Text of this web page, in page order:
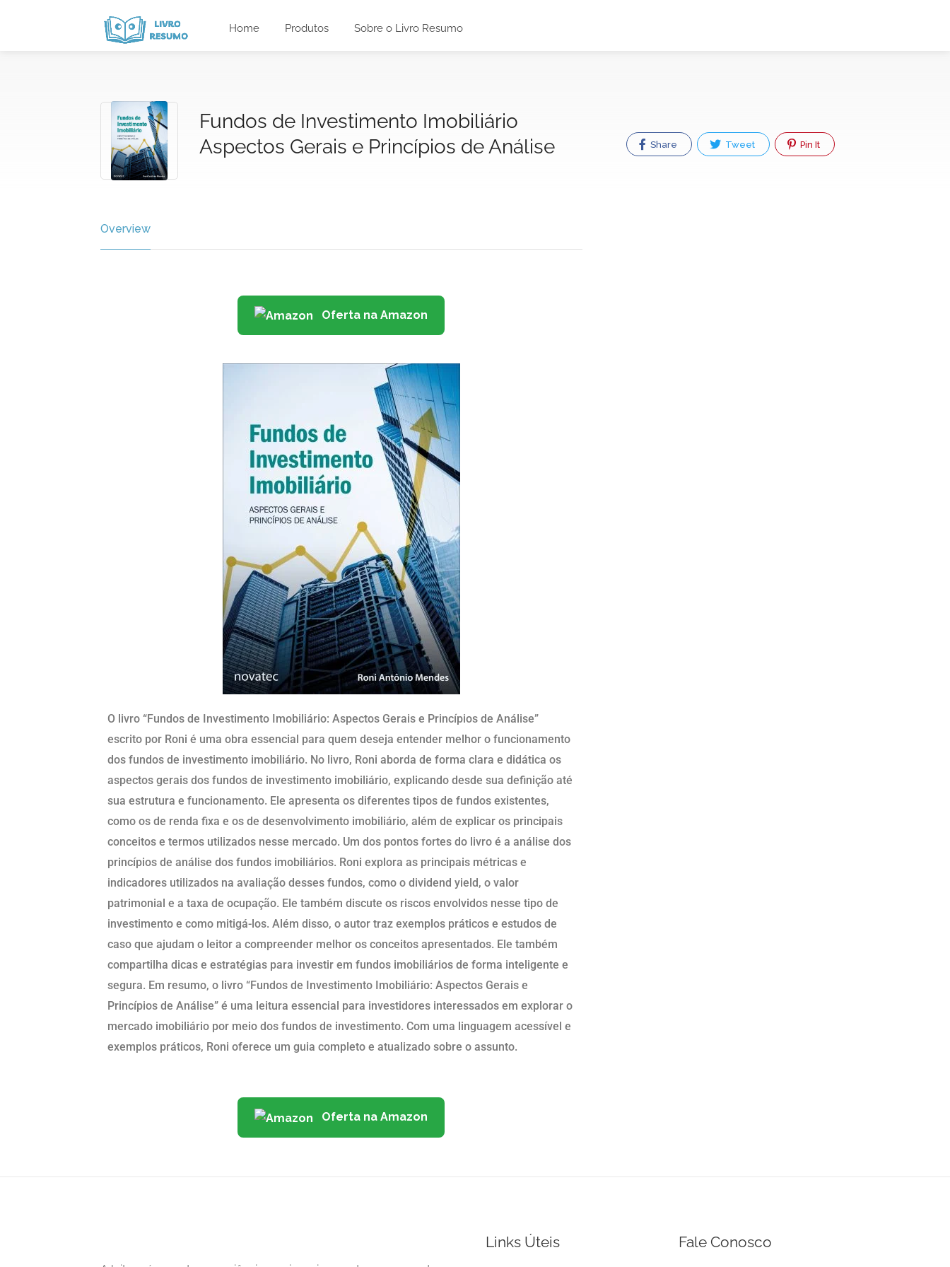
Home Produtos Sobre o Livro Resumo
Fundos de Investimento Imobiliário
Aspectos Gerais e Princípios de Análise
Overview
Oferta na Amazon
O livro “Fundos de Investimento Imobiliário: Aspectos Gerais e Princípios de Análise”
escrito por Roni é uma obra essencial para quem deseja entender melhor o funcionamento
dos fundos de investimento imobiliário. No livro, Roni aborda de forma clara e didática os
aspectos gerais dos fundos de investimento imobiliário, explicando desde sua definição até
sua estrutura e funcionamento. Ele apresenta os diferentes tipos de fundos existentes,
como os de renda fixa e os de desenvolvimento imobiliário, além de explicar os principais
conceitos e termos utilizados nesse mercado. Um dos pontos fortes do livro é a análise dos
princípios de análise dos fundos imobiliários. Roni explora as principais métricas e
indicadores utilizados na avaliação desses fundos, como o dividend yield, o valor
patrimonial e a taxa de ocupação. Ele também discute os riscos envolvidos nesse tipo de
investimento e como mitigá-los. Além disso, o autor traz exemplos práticos e estudos de
caso que ajudam o leitor a compreender melhor os conceitos apresentados. Ele também
compartilha dicas e estratégias para investir em fundos imobiliários de forma inteligente e
segura. Em resumo, o livro “Fundos de Investimento Imobiliário: Aspectos Gerais e
Princípios de Análise” é uma leitura essencial para investidores interessados em explorar o
mercado imobiliário por meio dos fundos de investimento. Com uma linguagem acessível e
exemplos práticos, Roni oferece um guia completo e atualizado sobre o assunto.
Oferta na Amazon
Share Tweet Pin It
Links Úteis Fale Conosco